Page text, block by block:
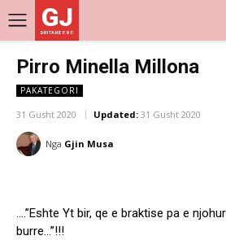
GJ
DRITARE E RE
Pirro Minella Millona
PAKATEGORI
31 Gusht 2020 Updated: 31 Gusht 2020
Nga Gjin Musa
….”Eshte Yt bir, qe e braktise pa e
burre…”!!!